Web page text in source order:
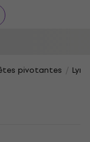
pivotantes